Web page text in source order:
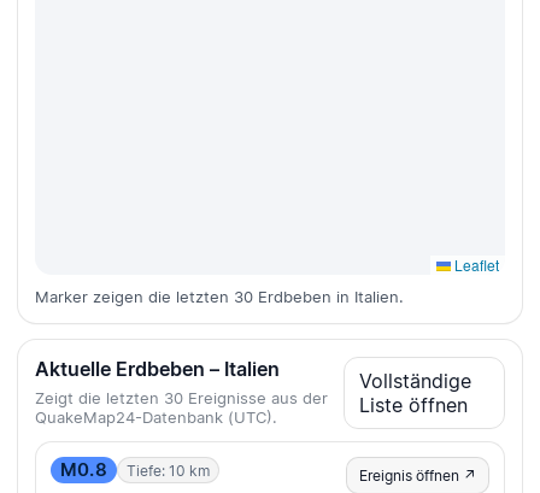
Leaflet
Marker zeigen die letzten 30 Erdbeben in Italien.
Aktuelle Erdbeben – Italien
Zeigt die letzten 30 Ereignisse aus der
QuakeMap24-Datenbank (UTC).
Vollständige
Liste öffnen
M0.8 Tiefe: 10 km Ereignis öffnen ↗